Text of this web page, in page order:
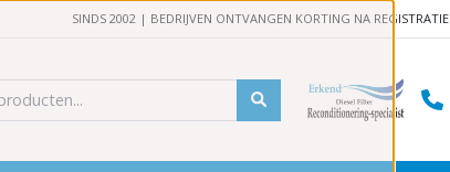
SINDS 2002 | BEDRIJVEN ONTVANGEN KORTING NA REGISTRATIE